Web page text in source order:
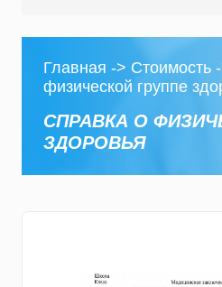
Главная -> Стоимость
физической группе
СПРАВКА О
ЗДОРОВЬЯ